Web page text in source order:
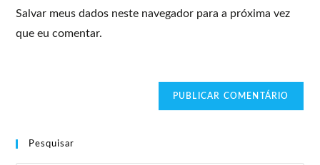
Salvar meus dados neste navegador para a próxima vez
que eu comentar.
Pesquisar